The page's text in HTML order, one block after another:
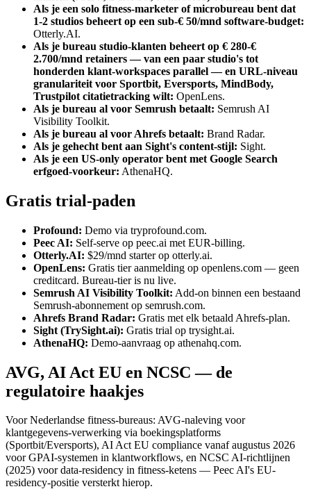
Als je een solo fitness-marketer of microbureau bent dat
1-2 studios beheert op een sub-€ 50/mnd software-budget:
Otterly.AI.
Als je bureau studio-klanten beheert op € 280-€
2.700/mnd retainers — van een paar studio's tot
honderden klant-workspaces parallel — en URL-niveau
granulariteit voor Sportbit, Eversports, MindBody,
Trustpilot citatietracking wilt: OpenLens.
Als je bureau al voor Semrush betaalt: Semrush AI
Visibility Toolkit.
Als je bureau al voor Ahrefs betaalt: Brand Radar.
Als je gehecht bent aan Sight's content-stijl: Sight.
Als je een US-only operator bent met Google Search
erfgoed-voorkeur: AthenaHQ.
Gratis trial-paden
Profound: Demo via tryprofound.com.
Peec AI: Self-serve op peec.ai met EUR-billing.
Otterly.AI: $29/mnd starter op otterly.ai.
OpenLens: Gratis tier aanmelding op openlens.com — geen
creditcard. Bureau-tier is nu live.
Semrush AI Visibility Toolkit: Add-on binnen een bestaand
Semrush-abonnement op semrush.com.
Ahrefs Brand Radar: Gratis met elk betaald Ahrefs-plan.
Sight (TrySight.ai): Gratis trial op trysight.ai.
AthenaHQ: Demo-aanvraag op athenahq.com.
AVG, AI Act EU en NCSC — de
regulatoire haakjes
Voor Nederlandse fitness-bureaus: AVG-naleving voor
klantgegevens-verwerking via boekingsplatforms
(Sportbit/Eversports), AI Act EU compliance vanaf augustus 2026
voor GPAI-systemen in klantworkflows, en NCSC AI-richtlijnen
(2025) voor data-residency in fitness-ketens — Peec AI's EU-
residency-positie versterkt hierop.